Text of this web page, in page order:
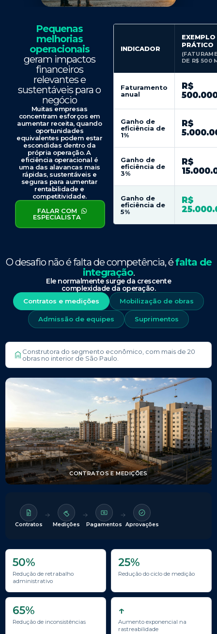
Pequenas
melhorias
operacionais
geram impactos
financeiros
relevantes e
sustentáveis para o
negócio
Muitas empresas
concentram esforços em
aumentar receita, quando
oportunidades
equivalentes podem estar
escondidas dentro da
própria operação. A
eficiência operacional é
uma das alavancas mais
rápidas, sustentáveis e
seguras para aumentar
rentabilidade e
competitividade.
FALAR COM
ESPECIALISTA
INDICADOR
EXEMPLO
PRÁTICO
DE R$ 500
Faturamento
anual
R$
Ganho de
eficiência de
1%
R$
Ganho de
eficiência de
3%
R$
Ganho de
eficiência de
5%
R$
O desafio não é falta de competência, éfalta de
integração.
Ele normalmente surge da crescente
complexidade da operação.
Contratos e medições Mobilização de obras
Admissão de equipes Suprimentos
Construtora do segmento econômico, com mais de 20
obras no interior de São Paulo.
CONTRATOS E MEDIÇÕES
Contratos Medições Pagamentos Aprovações
50%
Redução de retrabalho
administrativo
25%
Redução do ciclo de medição
65%
Redução de inconsistências
↑
Aumento exponencial na
rastreabilidade